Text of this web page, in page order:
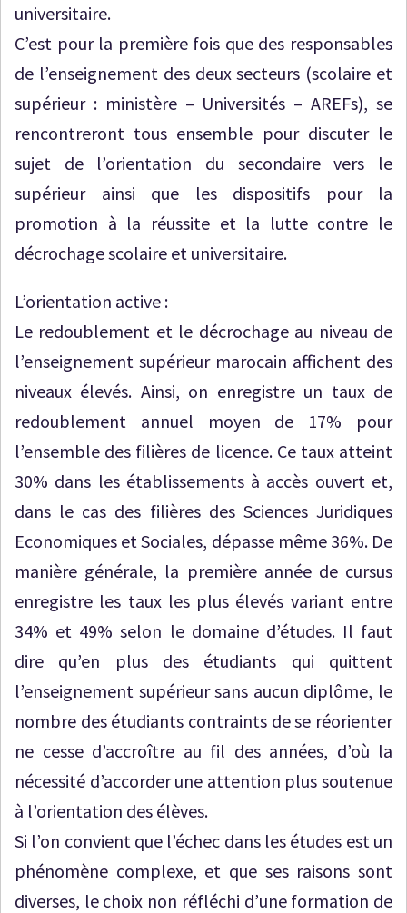
universitaire.
C’est pour la première fois que des responsables
de l’enseignement des deux secteurs (scolaire et
supérieur : ministère – Universités – AREFs), se
rencontreront tous ensemble pour discuter le
sujet de l’orientation du secondaire vers le
supérieur ainsi que les dispositifs pour la
promotion à la réussite et la lutte contre le
décrochage scolaire et universitaire.
L’orientation active :
Le redoublement et le décrochage au niveau de
l’enseignement supérieur marocain affichent des
niveaux élevés. Ainsi, on enregistre un taux de
redoublement annuel moyen de 17% pour
l’ensemble des filières de licence. Ce taux atteint
30% dans les établissements à accès ouvert et,
dans le cas des filières des Sciences Juridiques
Economiques et Sociales, dépasse même 36%. De
manière générale, la première année de cursus
enregistre les taux les plus élevés variant entre
34% et 49% selon le domaine d’études. Il faut
dire qu’en plus des étudiants qui quittent
l’enseignement supérieur sans aucun diplôme, le
nombre des étudiants contraints de se réorienter
ne cesse d’accroître au fil des années, d’où la
nécessité d’accorder une attention plus soutenue
à l’orientation des élèves.
Si l’on convient que l’échec dans les études est un
phénomène complexe, et que ses raisons sont
diverses, le choix non réfléchi d’une formation de